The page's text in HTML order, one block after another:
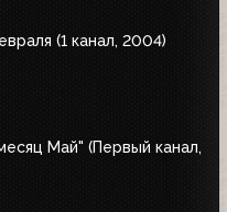
(1 канал, 2004)
Май" (Первый канал,